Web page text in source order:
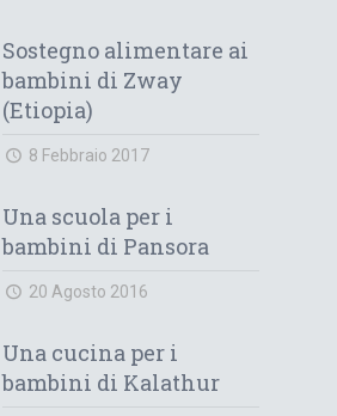
Sostegno alimentare ai
bambini di Zway
(Etiopia)
8 Febbraio 2017
Una scuola per i
bambini di Pansora
20 Agosto 2016
Una cucina per i
bambini di Kalathur